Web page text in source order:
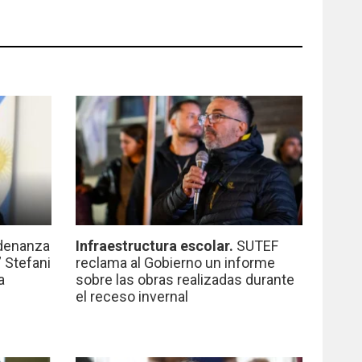
Stefani
Infraestructura escolar. SUTEF
reclama al Gobierno un informe
sobre las obras realizadas durante
el receso invernal